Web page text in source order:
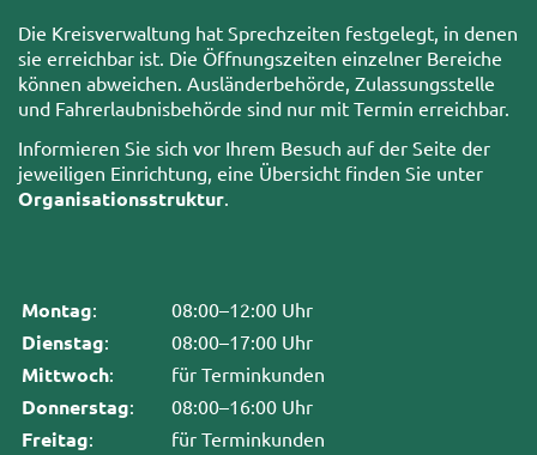
Die Kreisverwaltung hat Sprechzeiten festgelegt, in denen
sie erreichbar ist. Die Öffnungszeiten einzelner Bereiche
können abweichen. Ausländerbehörde, Zulassungsstelle
und Fahrerlaubnisbehörde sind nur mit Termin erreichbar.
Informieren Sie sich vor Ihrem Besuch auf der Seite der
jeweiligen Einrichtung, eine Übersicht finden Sie unter
Organisationsstruktur
Montag: 08:00–12:00 Uhr
Dienstag: 08:00–17:00 Uhr
Mittwoch: für Terminkunden
Donnerstag: 08:00–16:00 Uhr
Freitag: für Terminkunden